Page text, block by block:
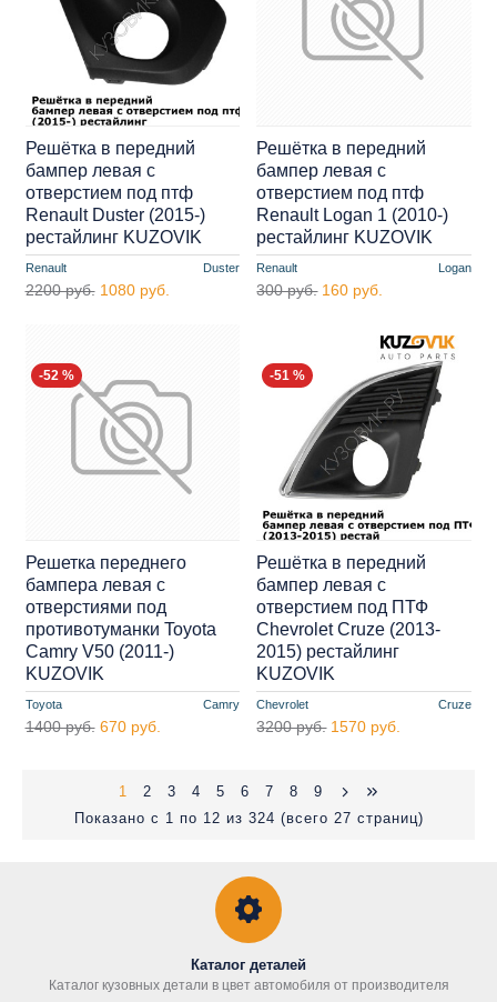
Renault Duster
Решётка в передний
бампер левая с
отверстием под птф
Renault Duster (2015-)
рестайлинг KUZOVIK
2200 руб. 1080 руб.
Renault Logan
Решётка в передний
бампер левая с
отверстием под птф
Renault Logan 1 (2010-)
рестайлинг KUZOVIK
300 руб. 160 руб.
-52 %
Toyota Camry
Решетка переднего
бампера левая с
отверстиями под
противотуманки Toyota
Camry V50 (2011-)
KUZOVIK
1400 руб. 670 руб.
-51 %
Chevrolet Cruze
Решётка в передний
бампер левая с
отверстием под ПТФ
Chevrolet Cruze (2013-
2015) рестайлинг
KUZOVIK
3200 руб. 1570 руб.
1 2 3 4 5 6 7 8
9
Показано с 1 по 12 из 324 (всего 27 страниц)
Каталог деталей
Каталог кузовных детали в цвет автомобиля от производителя